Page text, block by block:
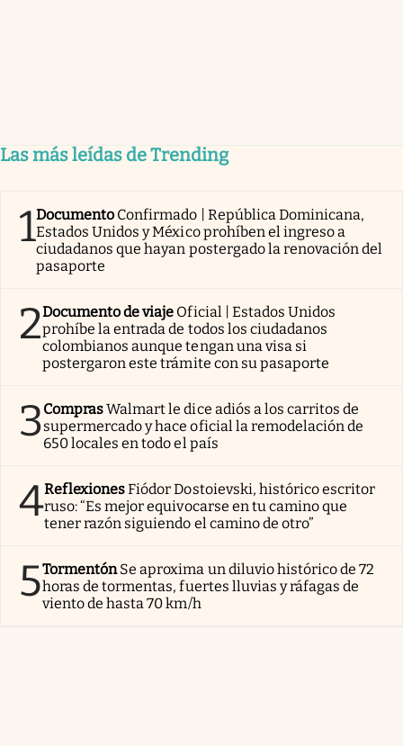
Las más leídas de Trending
1Documento Confirmado | República Dominicana,
Estados Unidos y México prohíben el ingreso a
ciudadanos que hayan postergado la renovación del
pasaporte
2Documento de viaje Oficial | Estados Unidos
prohíbe la entrada de todos los ciudadanos
colombianos aunque tengan una visa si
postergaron este trámite con su pasaporte
3ComprasWalmart le dice adiós a los carritos de
supermercado y hace oficial la remodelación de
650 locales en todo el país
4ReflexionesFiódor Dostoievski, histórico escritor
ruso: “Es mejor equivocarse en tu camino que
tener razón siguiendo el camino de otro”
5TormentónSe aproxima un diluvio histórico de 72
horas de tormentas, fuertes lluvias y ráfagas de
viento de hasta 70 km/h